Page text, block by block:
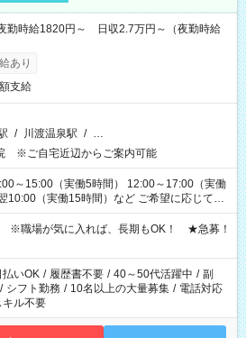
時給1820円～ 日収2.7万円～（夜勤時給
あり
支給
/ 川渡温泉駅 / …
※ご自宅近辺からご案内可能
～15:00（実働5時間） 12:00～17:00（実働
実働15時間）など ご希望に応じて、
ます！ お気軽に担当へ相談ください！
※職場が気に入れば、長期もOK！ ★急募！
払いOK / 履歴書不要 / 40～50代活躍中 / 副
/ シフト勤務 / 10名以上の大量募集 / 電話対応
キル不要